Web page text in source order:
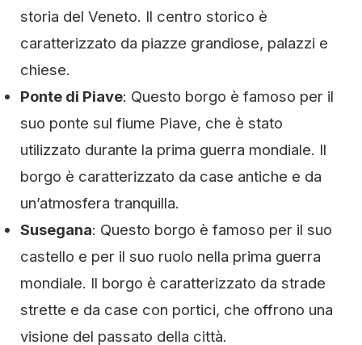
storia del Veneto. Il centro storico è
caratterizzato da piazze grandiose, palazzi e
chiese.
Ponte di Piave: Questo borgo è famoso per il
suo ponte sul fiume Piave, che è stato
utilizzato durante la prima guerra mondiale. Il
borgo è caratterizzato da case antiche e da
un’atmosfera tranquilla.
Susegana: Questo borgo è famoso per il suo
castello e per il suo ruolo nella prima guerra
mondiale. Il borgo è caratterizzato da strade
strette e da case con portici, che offrono una
visione del passato della città.